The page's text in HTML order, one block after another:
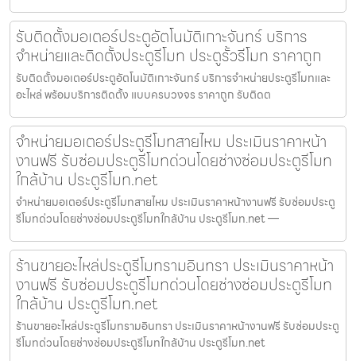
รับติดตั้งมอเตอร์ประตูอัตโนมัติเกาะจันทร์ บริการ
จำหน่ายและติดตั้งประตูรีโมท ประตูรั้วรีโมท ราคาถูก
รับติดตั้งมอเตอร์ประตูอัตโนมัติเกาะจันทร์ บริการจำหน่ายประตูรีโมทและ
อะไหล่ พร้อมบริการติดตั้ง แบบครบวงจร ราคาถูก รับติดต
จำหน่ายมอเตอร์ประตูรีโมทสายไหม ประเมินราคาหน้า
งานฟรี รับซ่อมประตูรีโมทด่วนโดยช่างซ่อมประตูรีโมท
ใกล้บ้าน ประตูรีโมท.net
จำหน่ายมอเตอร์ประตูรีโมทสายไหม ประเมินราคาหน้างานฟรี รับซ่อมประตู
รีโมทด่วนโดยช่างซ่อมประตูรีโมทใกล้บ้าน ประตูรีโมท.net —
ร้านขายอะไหล่ประตูรีโมทรามอินทรา ประเมินราคาหน้า
งานฟรี รับซ่อมประตูรีโมทด่วนโดยช่างซ่อมประตูรีโมท
ใกล้บ้าน ประตูรีโมท.net
ร้านขายอะไหล่ประตูรีโมทรามอินทรา ประเมินราคาหน้างานฟรี รับซ่อมประตู
รีโมทด่วนโดยช่างซ่อมประตูรีโมทใกล้บ้าน ประตูรีโมท.net